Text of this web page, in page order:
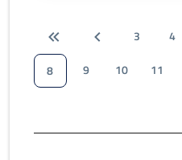
3 4
8
9 10 11